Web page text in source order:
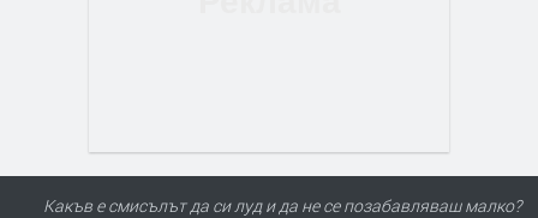
Какъв е смисълът да си луд и да не се позабавляваш малко?